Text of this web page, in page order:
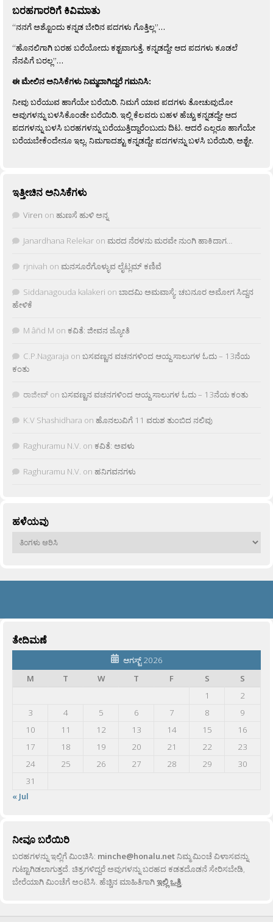
ಬರಹಗಾರರಿಗೆ ಕಿವಿಮಾತು
“ನನಗೆ ಅಶ್ಟೊಂದು ಕನ್ನಡ ಬೇರಿನ ಪದಗಳು ಗೊತ್ತಿಲ್ಲ”…
“ಹೊನಲಿಗಾಗಿ ಬರಹ ಬರೆಯೋದು ಕಶ್ಟವಾಗುತ್ತೆ. ಕನ್ನಡದ್ದೇ ಆದ ಪದಗಳು ಕೂಡಲೆ
ನೆನಪಿಗೆ ಬರಲ್ಲ”…
ಈ ಮೇಲಿನ ಅನಿಸಿಕೆಗಳು ನಿಮ್ಮದಾಗಿದ್ದರೆ ಗಮನಿಸಿ:
ನೀವು ಬರೆಯುವ ಹಾಗೆಯೇ ಬರೆಯಿರಿ. ನಿಮಗೆ ಯಾವ ಪದಗಳು ತೋಚುವುದೋ
ಅವುಗಳನ್ನು ಬಳಸಿಕೊಂಡೇ ಬರೆಯಿರಿ. ಇಲ್ಲಿ ಕೆಲವರು ಬಹಳ ಹೆಚ್ಚು ಕನ್ನಡದ್ದೇ ಆದ
ಪದಗಳನ್ನು ಬಳಸಿ ಬರಹಗಳನ್ನು ಬರೆಯುತ್ತಿದ್ದಾರೆಂಬುದು ದಿಟ. ಆದರೆ ಎಲ್ಲರೂ ಹಾಗೆಯೇ
ಬರೆಯಬೇಕೆಂದೇನೂ ಇಲ್ಲ. ನಿಮಗಾದಶ್ಟು ಕನ್ನಡದ್ದೇ ಪದಗಳನ್ನು ಬಳಸಿ ಬರೆಯಿರಿ, ಅಶ್ಟೇ.
ಇತ್ತೀಚಿನ ಅನಿಸಿಕೆಗಳು
Viren on ಹುಣಸೆ ಹುಳಿ ಅನ್ನ
Janardhana Relekar on ಮರದ ನೆರಳನು ಮರವೇ ನುಂಗಿ ಹಾಕಿದಾಗ…
rjnivah on ಮನಸೂರೆಗೊಳ್ಳುವ ಲೈಟ್ಲಮ್ ಕಣಿವೆ
Siddanagouda kalakeri on ಬಾದಮಿ ಅಮವಾಸ್ಯೆ: ಚಬನೂರ ಅಮೋಗ ಸಿದ್ದನ
ಹೇಳಿಕೆ
M âñd M on ಕವಿತೆ: ಜೀವನ ಜ್ಯೋತಿ
C.P.Nagaraja on ಬಸವಣ್ಣನ ವಚನಗಳಿಂದ ಆಯ್ದ ಸಾಲುಗಳ ಓದು – 13ನೆಯ
ಕಂತು
ರಾಜೀವ್ on ಬಸವಣ್ಣನ ವಚನಗಳಿಂದ ಆಯ್ದ ಸಾಲುಗಳ ಓದು – 13ನೆಯ ಕಂತು
K.V Shashidhara on ಹೊನಲುವಿಗೆ 11 ವರುಶ ತುಂಬಿದ ನಲಿವು
Raghuramu N.V. on ಕವಿತೆ: ಅವಳು
Raghuramu N.V. on ಹನಿಗವನಗಳು
ಹಳೆಯವು
ಹಳೆಯವು
ತೇದಿಮಣೆ
ಆಗಸ್ಟ್ 2026
M
T W T F S
S
1
2
3
4 5 6 7 8
9
10
11 12 13 14 15
16
17
18 19 20 21 22
23
24
25 26 27 28 29
30
31
« Jul
ನೀವೂ ಬರೆಯಿರಿ
ಬರಹಗಳನ್ನು ಇಲ್ಲಿಗೆ ಮಿಂಚಿಸಿ: minche@honalu.netನಿಮ್ಮ ಮಿಂಚೆ ವಿಳಾಸವನ್ನು
ಗುಟ್ಟಾಗಿಡಲಾಗುತ್ತದೆ. ಚಿತ್ರಗಳಿದ್ದರೆ ಅವುಗಳನ್ನು ಬರಹದ ಕಡತದೊಡನೆ ಸೇರಿಸಬೇಡಿ,
ಬೇರೆಯಾಗಿ ಮಿಂಚೆಗೆ ಅಂಟಿಸಿ. ಹೆಚ್ಚಿನ ಮಾಹಿತಿಗಾಗಿಇಲ್ಲಿ ಒತ್ತಿ